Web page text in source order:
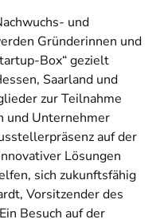
und
Gründerinnen und
Box“ gezielt
Saarland und
zur Teilnahme
und Unternehmer
auf der
Lösungen
sich zukunftsfähig
Vorsitzender des
Besuch auf der